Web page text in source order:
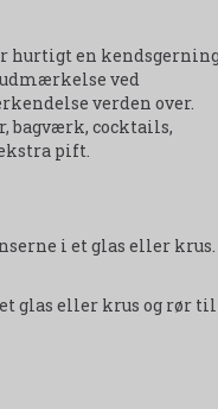
hurtigt en
ved
verden over.
bagværk, cocktails,
pift.
i et glas eller krus.
glas eller krus og rør til